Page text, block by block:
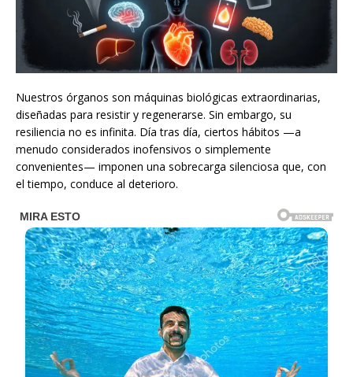
Nuestros órganos son máquinas biológicas extraordinarias,
diseñadas para resistir y regenerarse. Sin embargo, su
resiliencia no es infinita. Día tras día, ciertos hábitos —a
menudo considerados inofensivos o simplemente
convenientes— imponen una sobrecarga silenciosa que, con
el tiempo, conduce al deterioro.